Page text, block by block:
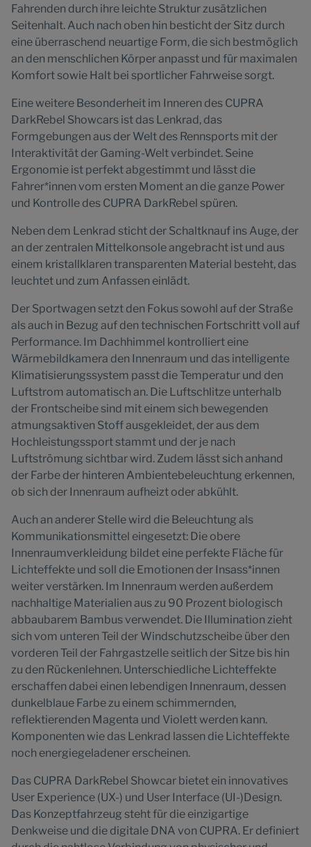
Fahrenden durch ihre leichte Struktur zusätzlichen
Seitenhalt. Auch nach oben hin besticht der Sitz durch
eine überraschend neuartige Form, die sich bestmöglich
an den menschlichen Körper anpasst und für maximalen
Komfort sowie Halt bei sportlicher Fahrweise sorgt.
Eine weitere Besonderheit im Inneren des CUPRA
DarkRebel Showcars ist das Lenkrad, das
Formgebungen aus der Welt des Rennsports mit der
Interaktivität der Gaming-Welt verbindet. Seine
Ergonomie ist perfekt abgestimmt und lässt die
Fahrer*innen vom ersten Moment an die ganze Power
und Kontrolle des CUPRA DarkRebel spüren.
Neben dem Lenkrad sticht der Schaltknauf ins Auge, der
an der zentralen Mittelkonsole angebracht ist und aus
einem kristallklaren transparenten Material besteht, das
leuchtet und zum Anfassen einlädt.
Der Sportwagen setzt den Fokus sowohl auf der Straße
als auch in Bezug auf den technischen Fortschritt voll auf
Performance. Im Dachhimmel kontrolliert eine
Wärmebildkamera den Innenraum und das intelligente
Klimatisierungssystem passt die Temperatur und den
Luftstrom automatisch an. Die Luftschlitze unterhalb
der Frontscheibe sind mit einem sich bewegenden
atmungsaktiven Stoff ausgekleidet, der aus dem
Hochleistungssport stammt und der je nach
Luftströmung sichtbar wird. Zudem lässt sich anhand
der Farbe der hinteren Ambientebeleuchtung erkennen,
ob sich der Innenraum aufheizt oder abkühlt.
Auch an anderer Stelle wird die Beleuchtung als
Kommunikationsmittel eingesetzt: Die obere
Innenraumverkleidung bildet eine perfekte Fläche für
Lichteffekte und soll die Emotionen der Insass*innen
weiter verstärken. Im Innenraum werden außerdem
nachhaltige Materialien aus zu 90 Prozent biologisch
abbaubarem Bambus verwendet. Die Illumination zieht
sich vom unteren Teil der Windschutzscheibe über den
vorderen Teil der Fahrgastzelle seitlich der Sitze bis hin
zu den Rückenlehnen. Unterschiedliche Lichteffekte
erschaffen dabei einen lebendigen Innenraum, dessen
dunkelblaue Farbe zu einem schimmernden,
reflektierenden Magenta und Violett werden kann.
Komponenten wie das Lenkrad lassen die Lichteffekte
noch energiegeladener erscheinen.
Das CUPRA DarkRebel Showcar bietet ein innovatives
User Experience (UX-) und User Interface (UI-)Design.
Das Konzeptfahrzeug steht für die einzigartige
Denkweise und die digitale DNA von CUPRA. Er definiert